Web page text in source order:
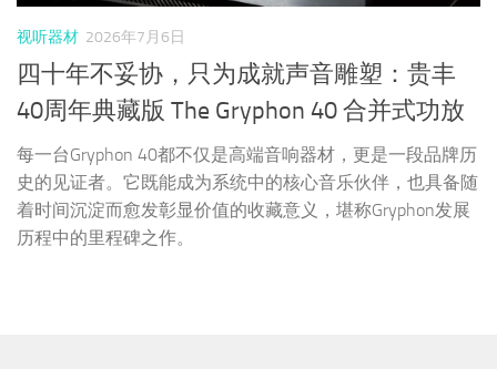
视听器材 2026年7月6日
四十年不妥协，只为成就声音雕塑：贵丰
40周年典藏版 The Gryphon 40 合并式功放
每一台Gryphon 40都不仅是高端音响器材，更是一段品牌历
史的见证者。它既能成为系统中的核心音乐伙伴，也具备随
着时间沉淀而愈发彰显价值的收藏意义，堪称Gryphon发展
历程中的里程碑之作。